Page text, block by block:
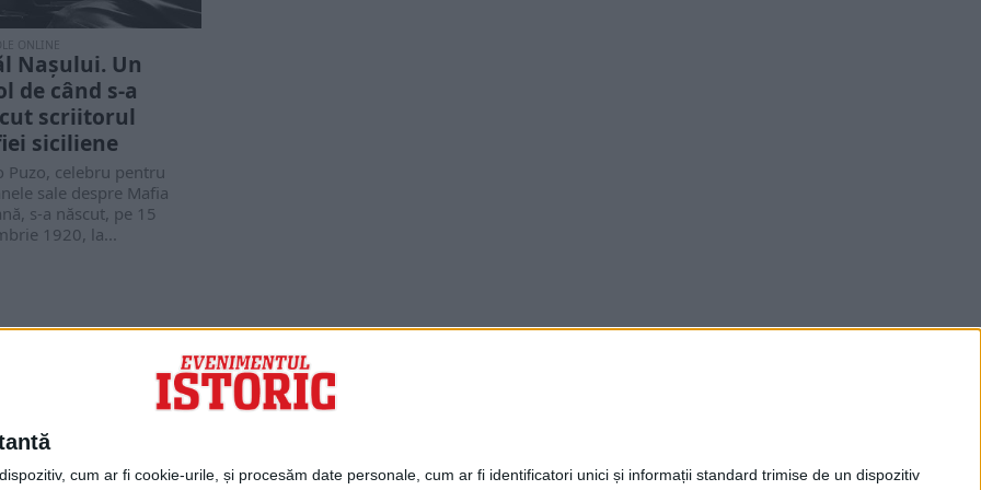
cum ar fi cookie-urile, și procesăm date personale, cum ar fi identificatori unici și informații standard trimise de un dispozitiv
ONLINE
Nașului. Un
de când s-a
scriitorul
siciliene
Puzo, celebru pentru
sale despre Mafia
s-a născut, pe 15
1920, la...
Evenimentul Zilei
Doctorul Zilei
Infofinanciar